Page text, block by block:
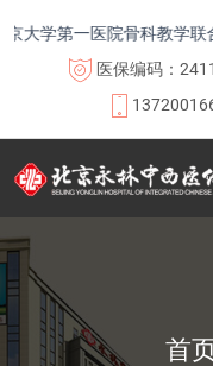
学第一医院骨科教学联合
医保编码：
首